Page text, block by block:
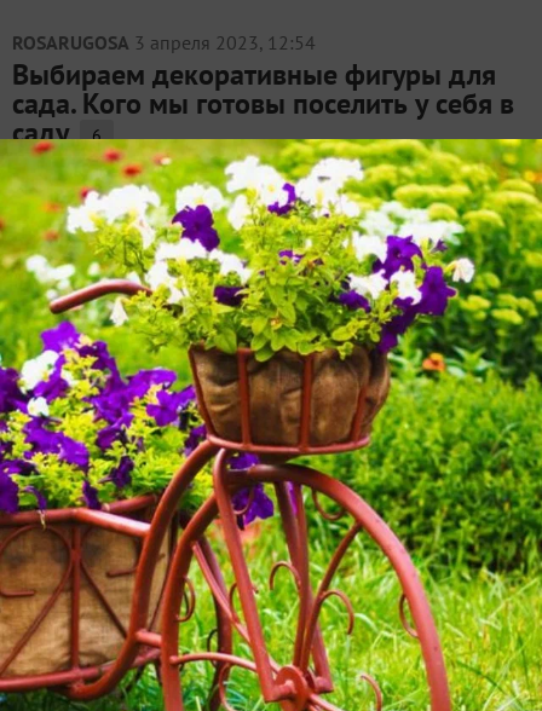
ROSARUGOSA 3 апреля 2023, 12:54
Выбираем декоративные фигуры для
сада. Кого мы готовы поселить у себя в
саду 6
Кого мы готовы поселить у себя в саду? Вопрос
определенно дискуссионный, ведь сколько людей,
столько и мнений. Одни не приемлют никаких
фигурок у себя в саду, другие с радостью размещают
их на своем участке. И это понятно: всем нам
хочется, чтобы...
Alensel 5 мая 2013, 21:09
Садовые фигуры своими руками 18
Хорошо, когда за городом есть местечко, где можно
насладиться свежим воздухом, природой и
творениями собственных рук. Ведь все мы хотим,
чтобы на даче у нас было красиво, поэтому многое
делаем сами, иной раз воплощая фантазии в
забавные садовые...
Pugacheva 27 июня 2019, 00:27 на конкурс «Конкурс